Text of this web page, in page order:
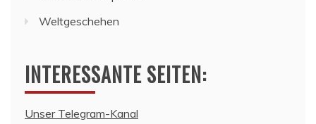
Weltgeschehen
INTERESSANTE SEITEN:
Unser Telegram-Kanal